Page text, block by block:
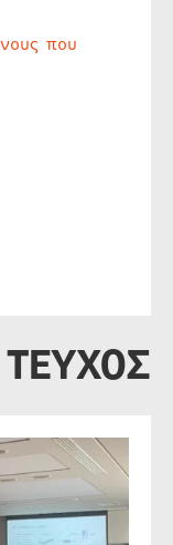
που